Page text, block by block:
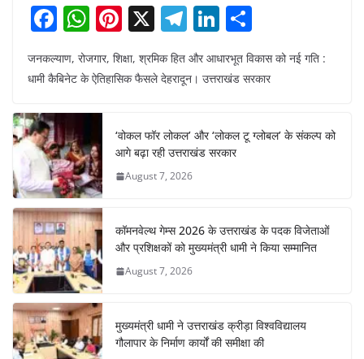
F
c
b
o
o
k
W
at
s
A
p
p
Pi
er
st
X T
el
e
a
m
Li
k
dI
n
h
ar
जनकल्याण, रोजगार, शिक्षा, श्रमिक हित और आधारभूत विकास को नई गति :
धामी कैबिनेट के ऐतिहासिक फैसले देहरादून। उत्तराखंड सरकार
‘वोकल फॉर लोकल’ और ‘लोकल टू ग्लोबल’ के संकल्प को
आगे बढ़ा रही उत्तराखंड सरकार
August 7, 2026
कॉमनवेल्थ गेम्स 2026 के उत्तराखंड के पदक विजेताओं
और प्रशिक्षकों को मुख्यमंत्री धामी ने किया सम्मानित
August 7, 2026
मुख्यमंत्री धामी ने उत्तराखंड क्रीड़ा विश्वविद्यालय
गौलापार के निर्माण कार्यों की समीक्षा की